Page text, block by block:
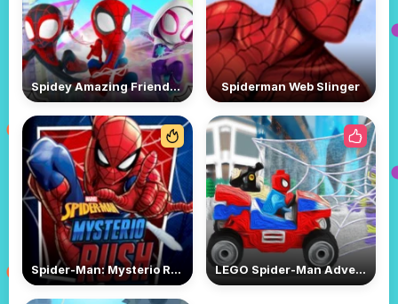
Spidey Amazing Friends: Swing into Action Spiderman Web Slinger
Spider-Man: Mysterio Rush LEGO Spider-Man Adventure